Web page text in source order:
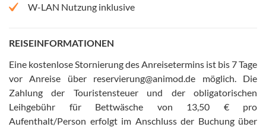
W-LAN Nutzung inklusive
REISEINFORMATIONEN
Eine kostenlose Stornierung des Anreisetermins ist bis 7 Tage
vor Anreise über reservierung@animod.de möglich
Die
Zahlung der Touristensteuer und der obligatorischen
Leihgebühr für Bettwäsche von 13,50 € pro
Aufenthalt/Person erfolgt im Anschluss der Buchung über